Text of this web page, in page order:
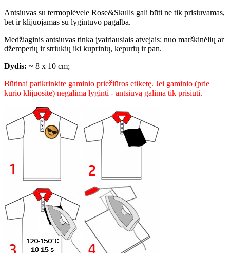
Antsiuvas su termoplėvele Rose&Skulls gali būti ne tik prisiuvamas,
bet ir klijuojamas su lygintuvo pagalba.
Medžiaginis antsiuvas tinka įvairiausiais atvejais: nuo marškinėlių ar
džemperių ir striukių iki kuprinių, kepurių ir pan.
Dydis: ~ 8 x 10 cm;
Būtinai patikrinkite gaminio priežiūros etiketę. Jei gaminio (prie
kurio klijuosite) negalima lyginti - antsiuvą galima tik prisiūti.